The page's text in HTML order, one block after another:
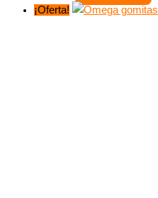
¡Oferta!